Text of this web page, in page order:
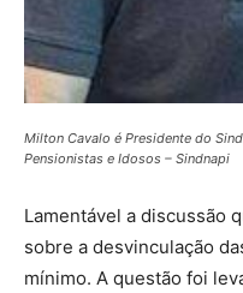
Milton Cavalo é Presidente do
Pensionistas e Idosos – Sindnapi
Lamentável a discussão
sobre a desvinculação
mínimo. A questão foi